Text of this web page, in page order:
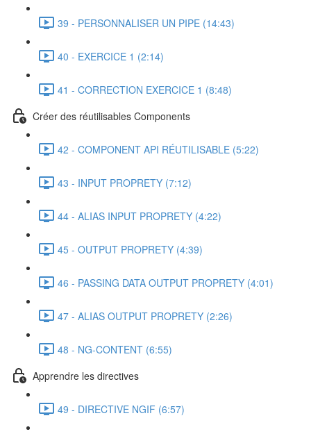
39 - PERSONNALISER UN PIPE (14:43)
40 - EXERCICE 1 (2:14)
41 - CORRECTION EXERCICE 1 (8:48)
Créer des réutilisables Components
42 - COMPONENT API RÉUTILISABLE (5:22)
43 - INPUT PROPRETY (7:12)
44 - ALIAS INPUT PROPRETY (4:22)
45 - OUTPUT PROPRETY (4:39)
46 - PASSING DATA OUTPUT PROPRETY (4:01)
47 - ALIAS OUTPUT PROPRETY (2:26)
48 - NG-CONTENT (6:55)
Apprendre les directives
49 - DIRECTIVE NGIF (6:57)